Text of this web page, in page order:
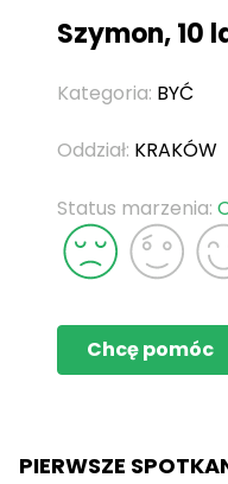
Szymon, 10
Kategoria: BYĆ
Oddział: KRAKÓW
Status marzenia:
Chcę pomóc
PIERWSZE